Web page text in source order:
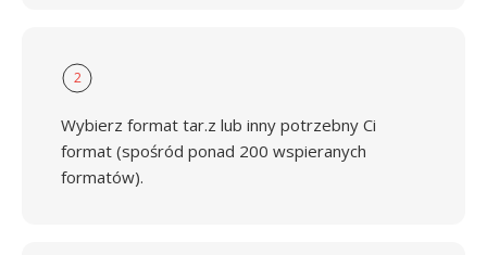
2
Wybierz format tar.z lub inny potrzebny Ci
format (spośród ponad 200 wspieranych
formatów).